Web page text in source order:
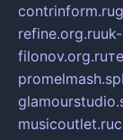
contrinform.ru
refine.org.ru
filonov.org.ru
musicoutlet.ru